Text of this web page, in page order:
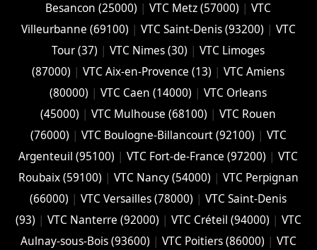
Besancon (‎25000) |VTC Metz (57000) |VTC
Villeurbanne (‎69100) | VTC Saint-Denis (93200) | VTC
Tour (37) |VTC Nimes (30) |VTC Limoges
(‎87000) |VTC Aix-en-Provence (13) |VTC Amiens
(‎80000) |VTC Caen (14000) |VTC Orleans
(45000) |VTC Mulhouse (68100) |VTC Rouen
(76000) | VTC Boulogne-Billancourt (92100) | VTC
Argenteuil (95100) |VTC Fort-de-France (97200) |VTC
Roubaix (‎59100) | VTC Nancy (‎54000) | VTC Perpignan
(66000) |VTC Versailles (‎78000) |VTC Saint-Denis
(93) | VTC Nanterre (92000) | VTC Créteil (94000) | VTC
Aulnay-sous-Bois (93600) | VTC Poitiers (86000) | VTC